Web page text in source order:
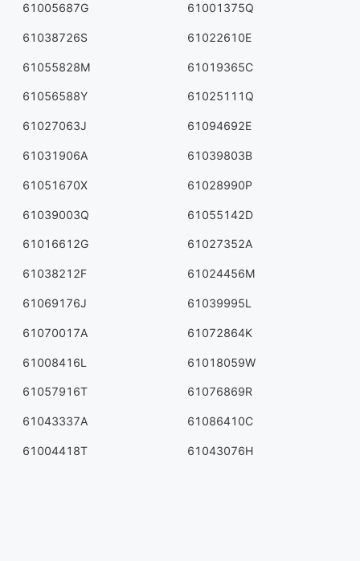
61005687G 61001375Q
61038726S 61022610E
61055828M 61019365C
61056588Y 61025111Q
61027063J 61094692E
61031906A 61039803B
61051670X 61028990P
61039003Q 61055142D
61016612G 61027352A
61038212F 61024456M
61069176J 61039995L
61070017A 61072864K
61008416L 61018059W
61057916T 61076869R
61043337A 61086410C
61004418T 61043076H